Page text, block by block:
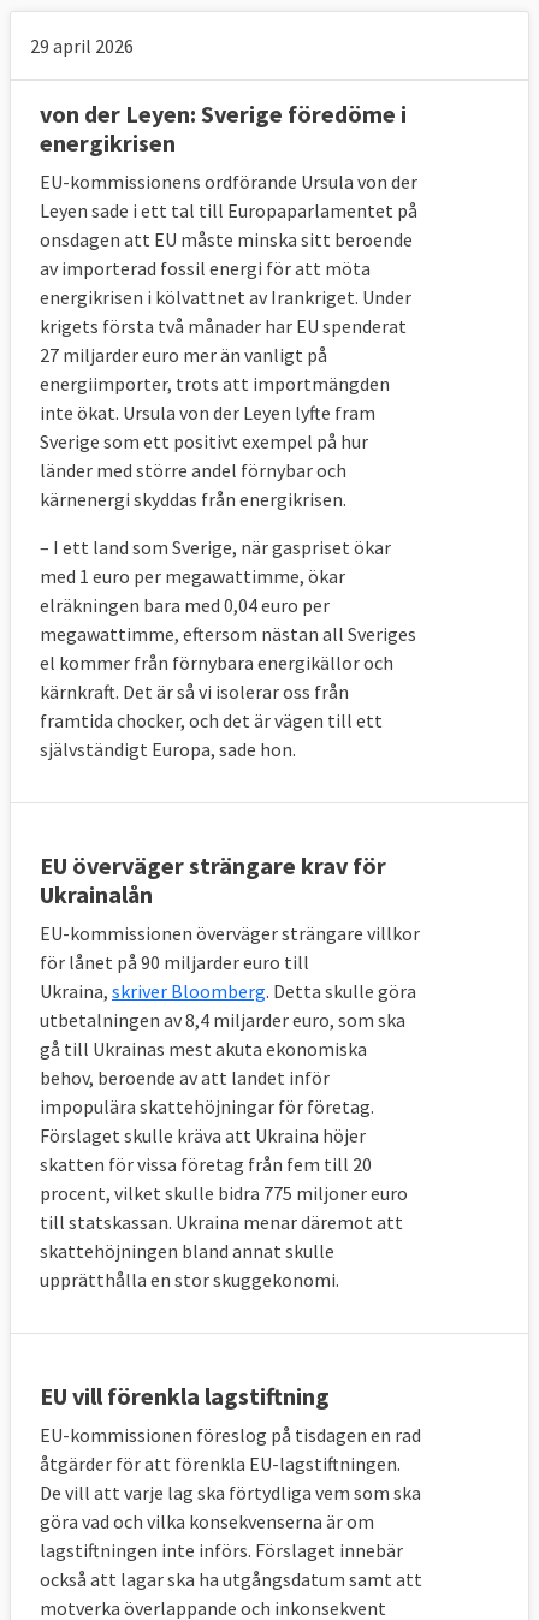
29 april 2026
von der Leyen: Sverige föredöme i
energikrisen
EU-kommissionens ordförande Ursula von der
Leyen sade i ett tal till Europaparlamentet på
onsdagen att EU måste minska sitt beroende
av importerad fossil energi för att möta
energikrisen i kölvattnet av Irankriget. Under
krigets första två månader har EU spenderat
27 miljarder euro mer än vanligt på
energiimporter, trots att importmängden
inte ökat. Ursula von der Leyen lyfte fram
Sverige som ett positivt exempel på hur
länder med större andel förnybar och
kärnenergi skyddas från energikrisen.
– I ett land som Sverige, när gaspriset ökar
med 1 euro per megawattimme, ökar
elräkningen bara med 0,04 euro per
megawattimme, eftersom nästan all Sveriges
el kommer från förnybara energikällor och
kärnkraft. Det är så vi isolerar oss från
framtida chocker, och det är vägen till ett
självständigt Europa, sade hon.
EU överväger strängare krav för
Ukrainalån
EU-kommissionen överväger strängare villkor
för lånet på 90 miljarder euro till
Ukraina, skriver Bloomberg. Detta skulle göra
utbetalningen av 8,4 miljarder euro, som ska
gå till Ukrainas mest akuta ekonomiska
behov, beroende av att landet inför
impopulära skattehöjningar för företag.
Förslaget skulle kräva att Ukraina höjer
skatten för vissa företag från fem till 20
procent, vilket skulle bidra 775 miljoner euro
till statskassan. Ukraina menar däremot att
skattehöjningen bland annat skulle
upprätthålla en stor skuggekonomi.
EU vill förenkla lagstiftning
EU-kommissionen föreslog på tisdagen en rad
åtgärder för att förenkla EU-lagstiftningen.
De vill att varje lag ska förtydliga vem som ska
göra vad och vilka konsekvenserna är om
lagstiftningen inte införs. Förslaget innebär
också att lagar ska ha utgångsdatum samt att
motverka överlappande och inkonsekvent